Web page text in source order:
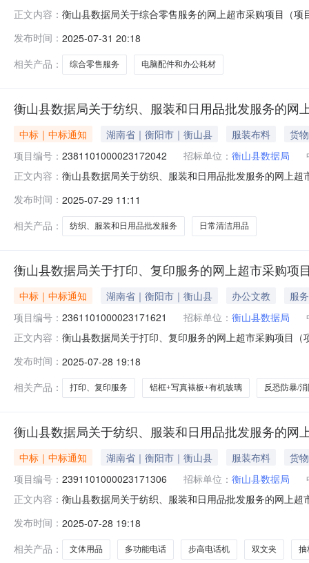
正文内容： 衡山县数据局关于综合零售服务的网上超市采购项目（
划名称:湖南省衡阳市衡山县报价起止时间:-二、采购单
发布时间： 2025-07-31 20:18
相关产品：
综合零售服务 电脑配件和办公耗材
衡山县数据局关于纺织、服装和日用品批发服务的网
中标｜中标通知 湖南省｜衡阳市｜衡山县 服装布料
货物
项目编号： 2381101000023172042 招标单位： 衡山县数据局
正文内容： 衡山县数据局关于纺织、服装和日用品批发服务的网上
划编码:430423项目所在行政区划名称:湖南省衡阳市衡
发布时间： 2025-07-29 11:11
相关产品：
纺织、服装和日用品批发服务 日常清洁用品
衡山县数据局关于打印、复印服务的网上超市采购项
中标｜中标通知 湖南省｜衡阳市｜衡山县 办公文教
服务
项目编号： 2361101000023171621 招标单位： 衡山县数据局
正文内容： 衡山县数据局关于打印、复印服务的网上超市采购项目
政区划名称:湖南省衡阳市衡山县报价起止时间:-二、采
发布时间： 2025-07-28 19:18
相关产品：
打印、复印服务 铝框+写真裱板+有机玻璃 反恐防暴/
衡山县数据局关于纺织、服装和日用品批发服务的网
中标｜中标通知 湖南省｜衡阳市｜衡山县 服装布料
货物
项目编号： 2391101000023171306 招标单位： 衡山县数据局
正文内容： 衡山县数据局关于纺织、服装和日用品批发服务的网上
划编码:430423项目所在行政区划名称:湖南省衡阳市衡
发布时间： 2025-07-28 19:18
相关产品：
文体用品 多功能电话 步高电话机 双文夹 抽